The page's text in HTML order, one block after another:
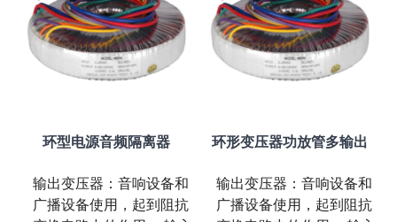
环型电源音频隔离器
输出变压器：音响设备和
广播设备使用，起到阻抗
环形变压器功放管多输出
输出变压器：音响设备和
广播设备使用，起到阻抗